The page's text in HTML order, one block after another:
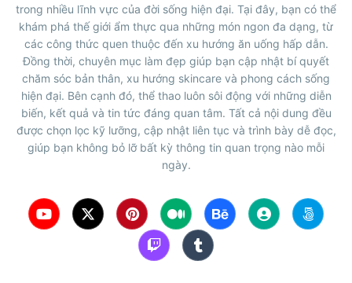
trong nhiều lĩnh vực của đời sống hiện đại. Tại đây, bạn có thể
khám phá thế giới ẩm thực qua những món ngon đa dạng, từ
các công thức quen thuộc đến xu hướng ăn uống hấp dẫn.
Đồng thời, chuyên mục làm đẹp giúp bạn cập nhật bí quyết
chăm sóc bản thân, xu hướng skincare và phong cách sống
hiện đại. Bên cạnh đó, thể thao luôn sôi động với những diễn
biến, kết quả và tin tức đáng quan tâm. Tất cả nội dung đều
được chọn lọc kỹ lưỡng, cập nhật liên tục và trình bày dễ đọc,
giúp bạn không bỏ lỡ bất kỳ thông tin quan trọng nào mỗi
ngày.